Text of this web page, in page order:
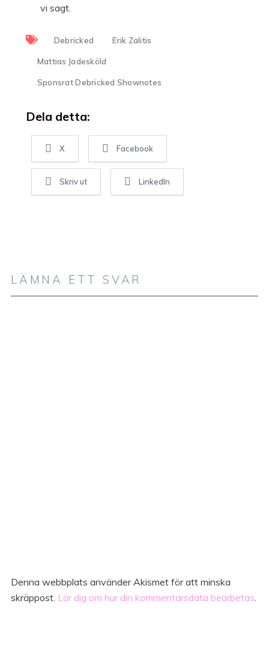
vi sagt.
Debricked Erik Zalitis
Mattias Jadesköld
Sponsrat Debricked Shownotes
Dela detta:
X Facebook
Skriv ut LinkedIn
LÄMNA ETT SVAR
Denna webbplats använder Akismet för att minska
skräppost. Lär dig om hur din kommentarsdata bearbetas.